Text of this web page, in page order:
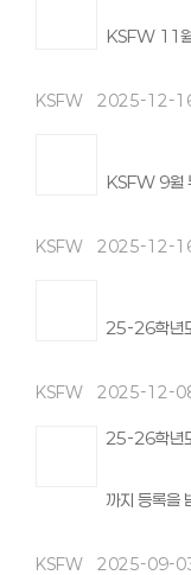
KSFW 11
KSFW 2025-12-
KSFW 9
KSFW 2025-12-
25-26학년
KSFW 2025-12-
25-26학년
까지 등록을
KSFW 2025-09-